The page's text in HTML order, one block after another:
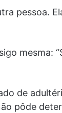
pessoa.
mesma:
de
pôde